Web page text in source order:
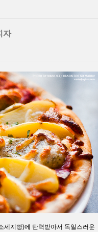
자
세지빵)에 탄력받아서 독일스러운